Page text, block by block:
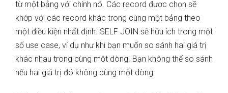
từ một bảng với chính nó. Các record được chọn sẽ
khớp với các record khác trong cùng một bảng theo
một điều kiện nhất định. SELF JOIN sẽ hữu ích trong một
số use case, ví dụ như khi bạn muốn so sánh hai giá trị
khác nhau trong cùng một dòng. Bạn không thể so sánh
nếu hai giá trị đó không cùng một dòng.